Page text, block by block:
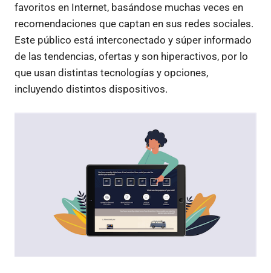
favoritos en Internet, basándose muchas veces en
recomendaciones que captan en sus redes sociales.
Este público está interconectado y súper informado
de las tendencias, ofertas y son hiperactivos, por lo
que usan distintas tecnologías y opciones,
incluyendo distintos dispositivos.